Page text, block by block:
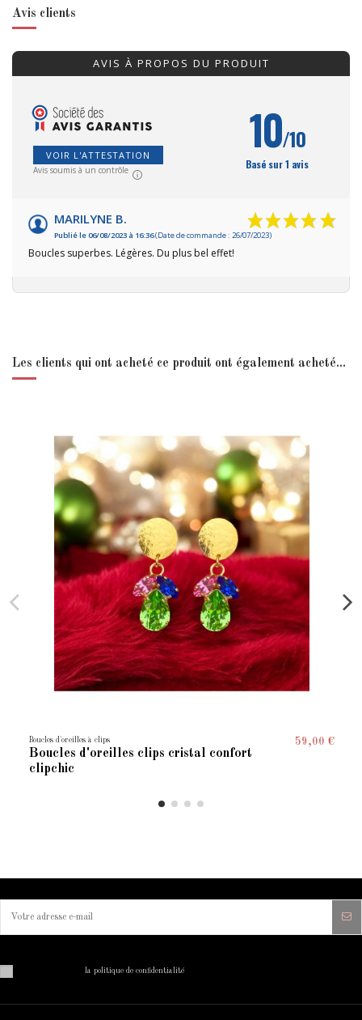
Avis clients
AVIS À PROPOS DU PRODUIT
VOIR L'ATTESTATION
Avis soumis à un contrôle
10/10
Basé sur 1 avis
MARILYNE B.
Publié le 06/08/2023 à 16:36(Date de commande : 26/07/2023)
Boucles superbes. Légères. Du plus bel effet!
Les clients qui ont acheté ce produit ont également acheté...
Boucles d'oreilles à clips
Boucles d'oreilles clips cristal confort
clipchic
59,00 €
la politique de confidentialité